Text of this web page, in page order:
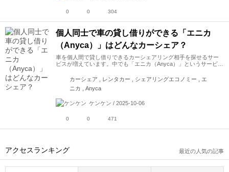
0 0 304
個人同士で車の貸し借りができる「エニカ
（Anyca）」はどんなカーシェア？
車を個人間で貸し借りできるカーシェアリング相手を探せるサー
ビスが増えています。中でも「エニカ（Anyca）」というサービ…
カーシェア , レンタカー , シェアリングエコノミー , エ
ニカ , Anyca
ケンケン / 2025-10-06
0 0 471
アクセスランキング 最近の人気の記事